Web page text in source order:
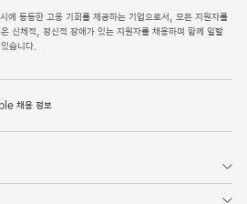
동등한 고용 기회를 제공하는 기업으로서, 모든 지원자를
신체적, 정신적 장애가 있는 지원자를 채용하며 함께 일할
습니다.
채용 정보